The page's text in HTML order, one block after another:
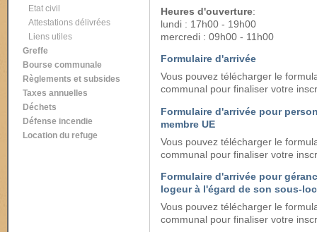
Etat civil
Attestations délivrées
Liens utiles
Greffe
Bourse communale
Règlements et subsides
Taxes annuelles
Déchets
Défense incendie
Location du refuge
Heures d'ouverture:
lundi : 17h00 - 19h00
mercredi : 09h00 - 11h00
Formulaire d'arrivée
Vous pouvez télécharger le
communal pour finaliser votre
Formulaire d'arrivée pour
membre UE
Vous pouvez télécharger le
communal pour finaliser votre
Formulaire d'arrivée pour
logeur à l'égard de son sous-
Vous pouvez télécharger le
communal pour finaliser votre